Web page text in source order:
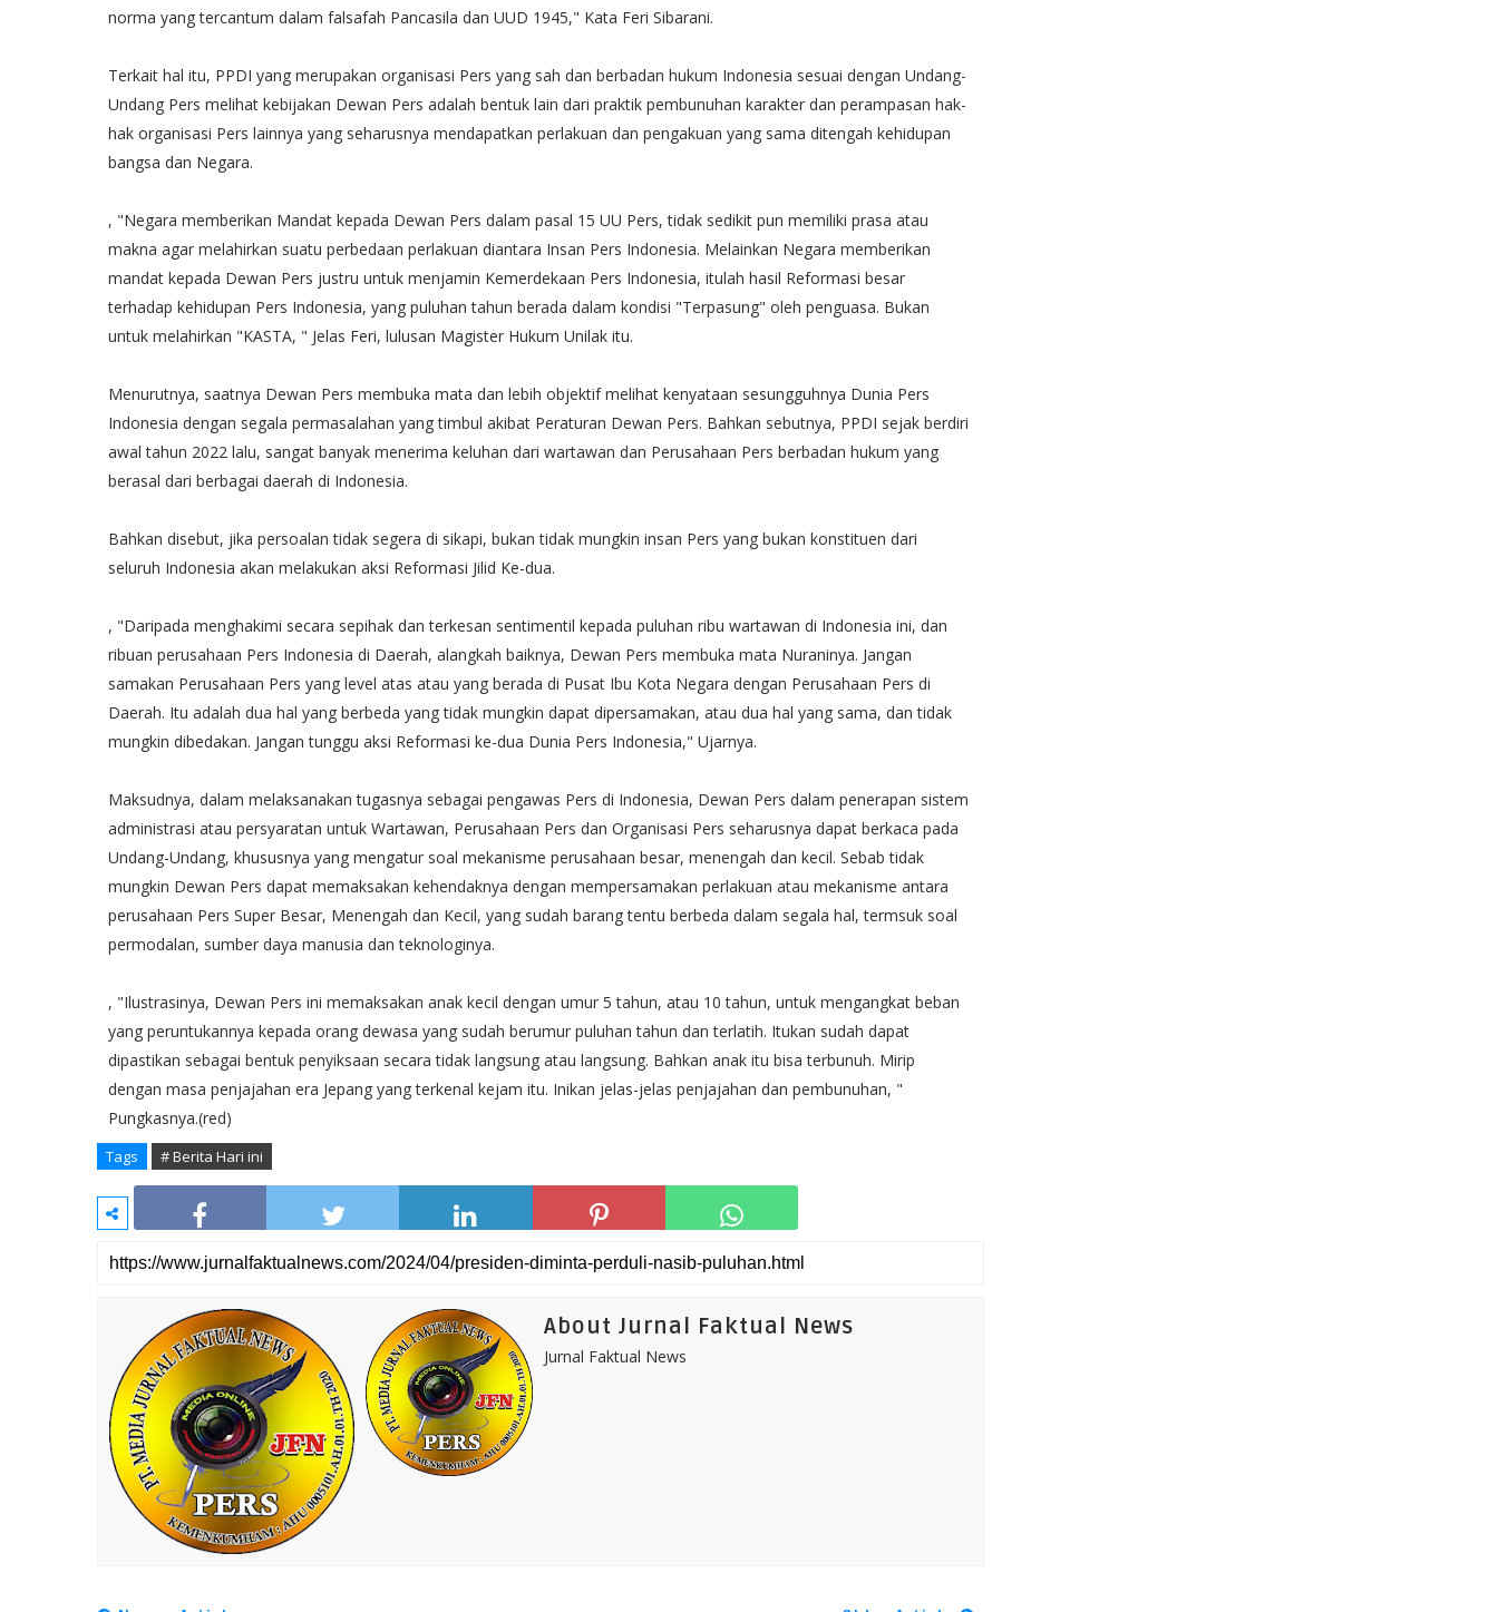
norma yang tercantum dalam falsafah Pancasila dan UUD 1945," Kata Feri Sibarani.
Terkait hal itu, PPDI yang merupakan organisasi Pers yang sah dan berbadan hukum Indonesia sesuai dengan Undang-
Undang Pers melihat kebijakan Dewan Pers adalah bentuk lain dari praktik pembunuhan karakter dan perampasan hak-
hak organisasi Pers lainnya yang seharusnya mendapatkan perlakuan dan pengakuan yang sama ditengah kehidupan
bangsa dan Negara.
, "Negara memberikan Mandat kepada Dewan Pers dalam pasal 15 UU Pers, tidak sedikit pun memiliki prasa atau
makna agar melahirkan suatu perbedaan perlakuan diantara Insan Pers Indonesia. Melainkan Negara memberikan
mandat kepada Dewan Pers justru untuk menjamin Kemerdekaan Pers Indonesia, itulah hasil Reformasi besar
terhadap kehidupan Pers Indonesia, yang puluhan tahun berada dalam kondisi "Terpasung" oleh penguasa. Bukan
untuk melahirkan "KASTA, " Jelas Feri, lulusan Magister Hukum Unilak itu.
Menurutnya, saatnya Dewan Pers membuka mata dan lebih objektif melihat kenyataan sesungguhnya Dunia Pers
Indonesia dengan segala permasalahan yang timbul akibat Peraturan Dewan Pers. Bahkan sebutnya, PPDI sejak berdiri
awal tahun 2022 lalu, sangat banyak menerima keluhan dari wartawan dan Perusahaan Pers berbadan hukum yang
berasal dari berbagai daerah di Indonesia.
Bahkan disebut, jika persoalan tidak segera di sikapi, bukan tidak mungkin insan Pers yang bukan konstituen dari
seluruh Indonesia akan melakukan aksi Reformasi Jilid Ke-dua.
, "Daripada menghakimi secara sepihak dan terkesan sentimentil kepada puluhan ribu wartawan di Indonesia ini, dan
ribuan perusahaan Pers Indonesia di Daerah, alangkah baiknya, Dewan Pers membuka mata Nuraninya. Jangan
samakan Perusahaan Pers yang level atas atau yang berada di Pusat Ibu Kota Negara dengan Perusahaan Pers di
Daerah. Itu adalah dua hal yang berbeda yang tidak mungkin dapat dipersamakan, atau dua hal yang sama, dan tidak
mungkin dibedakan. Jangan tunggu aksi Reformasi ke-dua Dunia Pers Indonesia," Ujarnya.
Maksudnya, dalam melaksanakan tugasnya sebagai pengawas Pers di Indonesia, Dewan Pers dalam penerapan sistem
administrasi atau persyaratan untuk Wartawan, Perusahaan Pers dan Organisasi Pers seharusnya dapat berkaca pada
Undang-Undang, khususnya yang mengatur soal mekanisme perusahaan besar, menengah dan kecil. Sebab tidak
mungkin Dewan Pers dapat memaksakan kehendaknya dengan mempersamakan perlakuan atau mekanisme antara
perusahaan Pers Super Besar, Menengah dan Kecil, yang sudah barang tentu berbeda dalam segala hal, termsuk soal
permodalan, sumber daya manusia dan teknologinya.
, "Ilustrasinya, Dewan Pers ini memaksakan anak kecil dengan umur 5 tahun, atau 10 tahun, untuk mengangkat beban
yang peruntukannya kepada orang dewasa yang sudah berumur puluhan tahun dan terlatih. Itukan sudah dapat
dipastikan sebagai bentuk penyiksaan secara tidak langsung atau langsung. Bahkan anak itu bisa terbunuh. Mirip
dengan masa penjajahan era Jepang yang terkenal kejam itu. Inikan jelas-jelas penjajahan dan pembunuhan, "
Pungkasnya.(red)
Tags # Berita Hari ini
About Jurnal Faktual News
Jurnal Faktual News